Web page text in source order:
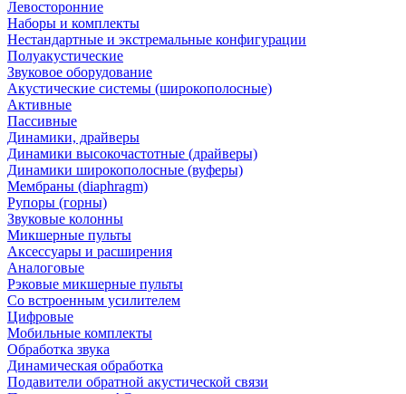
Левосторонние
Наборы и комплекты
Нестандартные и экстремальные конфигурации
Полуакустические
Звуковое оборудование
Акустические системы (широкополосные)
Активные
Пассивные
Динамики, драйверы
Динамики высокочастотные (драйверы)
Динамики широкополосные (вуферы)
Мембраны (diaphragm)
Рупоры (горны)
Звуковые колонны
Микшерные пульты
Аксессуары и расширения
Аналоговые
Рэковые микшерные пульты
Со встроенным усилителем
Цифровые
Мобильные комплекты
Обработка звука
Динамическая обработка
Подавители обратной акустической связи